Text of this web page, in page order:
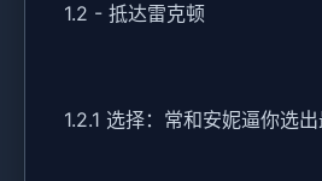
1.2 - 抵达雷克顿
1.2.1 选择：常和安妮逼你选